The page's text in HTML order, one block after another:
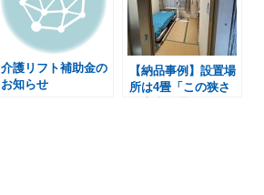
介護リフト補助金の
お知らせ
【納品事例】設置場
所は4畳「この狭さ